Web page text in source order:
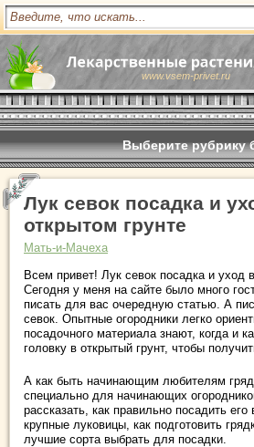
www.vsem-privet.ru
Выберите рубрику
Лук севок посадка и
открытом грунте
Мать-и-Мачеха
Всем привет! Лук севок посадка и уход
Сегодня у меня на сайте было много
писать для вас очередную статью. А
севок. Опытные огородники легко
посадочного материала знают, когда и
головку в открытый грунт, чтобы
А как быть начинающим любителям
специально для начинающих
рассказать, как правильно посадить
крупные луковицы, как подготовить
лучшие сорта выбрать для посадки.